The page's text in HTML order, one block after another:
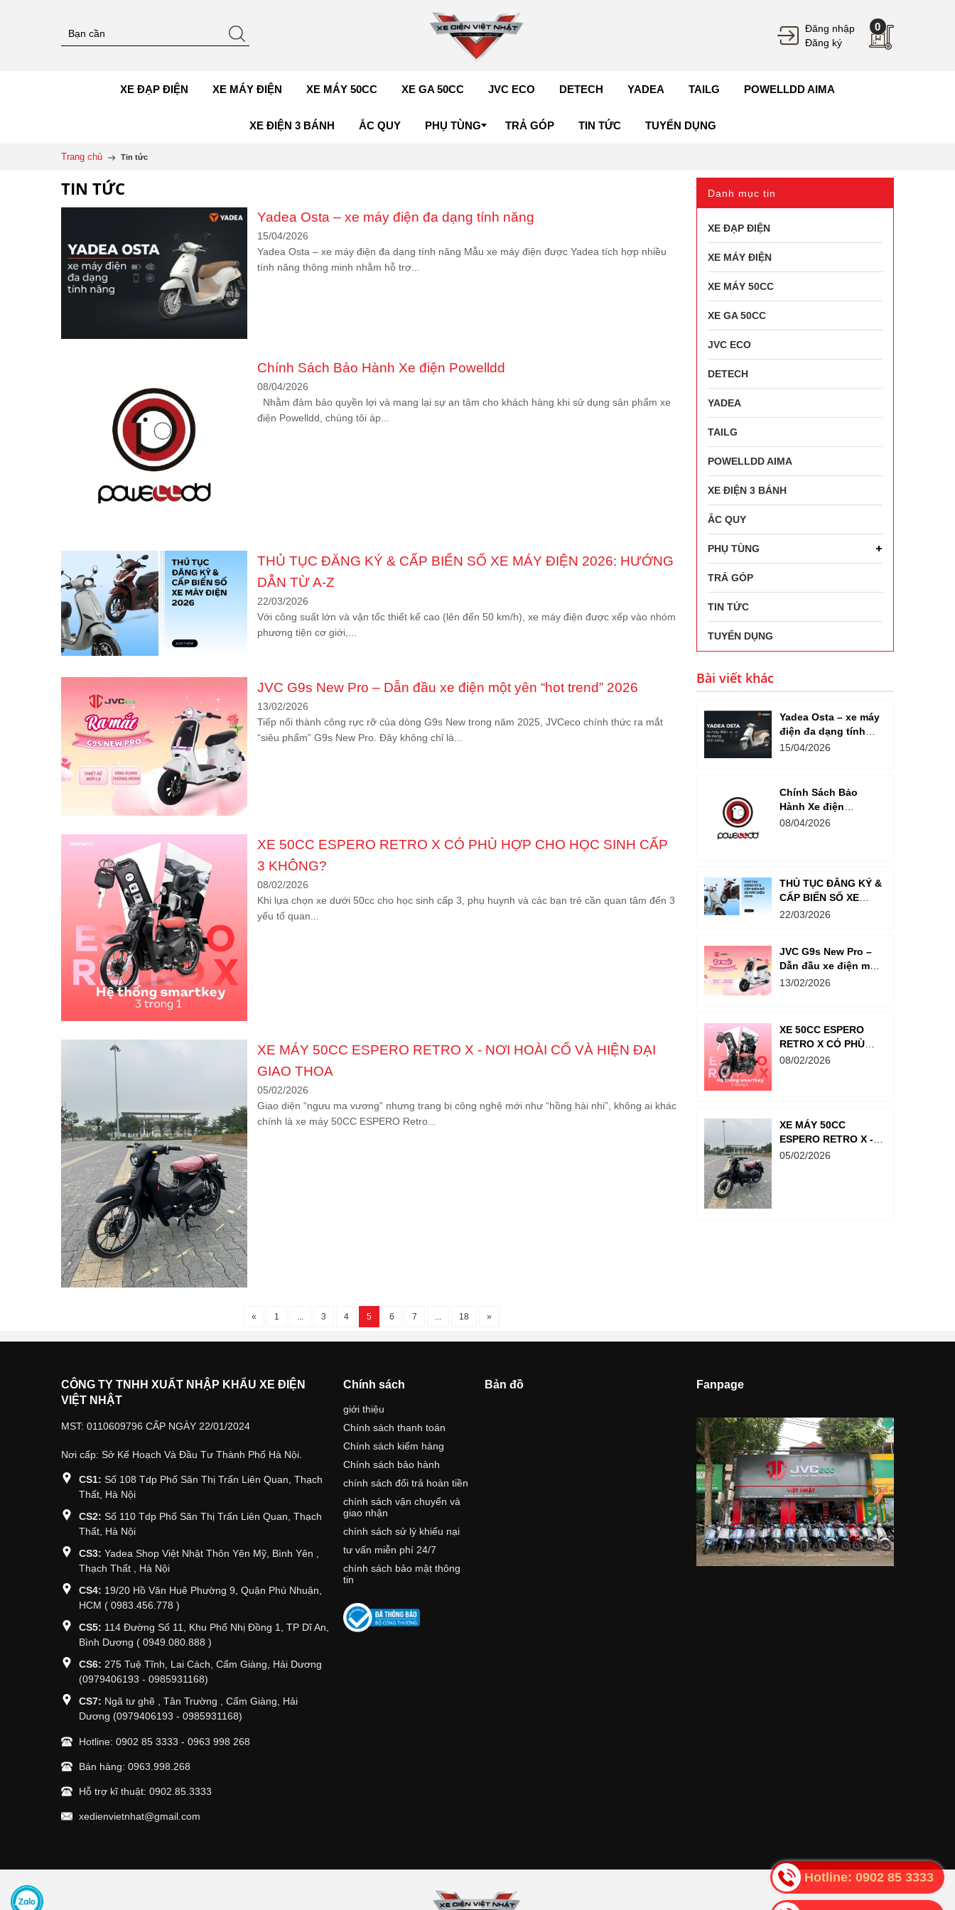
Đăng nhập
Đăng ký
0
XE ĐẠP ĐIỆN XE MÁY ĐIỆN XE MÁY 50CC XE GA 50CC JVC ECO DETECH YADEA TAILG POWELLDD AIMA
XE ĐIỆN 3 BÁNH ẮC QUY PHỤ TÙNG TRẢ GÓP TIN TỨC TUYỂN DỤNG
Trang chủ Tin tức
TIN TỨC
Yadea Osta – xe máy điện đa dạng tính năng
15/04/2026
Yadea Osta – xe máy điện đa dạng tính năng Mẫu xe máy điện được Yadea tích hợp nhiều
tính năng thông minh nhằm hỗ trợ...
Chính Sách Bảo Hành Xe điện Powelldd
08/04/2026
Nhằm đảm bảo quyền lợi và mang lại sự an tâm cho khách hàng khi sử dụng sản phẩm xe
điện Powelldd, chúng tôi áp...
THỦ TỤC ĐĂNG KÝ & CẤP BIỂN SỐ XE MÁY ĐIỆN 2026: HƯỚNG
DẪN TỪ A-Z
22/03/2026
Với công suất lớn và vận tốc thiết kế cao (lên đến 50 km/h), xe máy điện được xếp vào nhóm
phương tiện cơ giới,...
JVC G9s New Pro – Dẫn đầu xe điện một yên “hot trend” 2026
13/02/2026
Tiếp nối thành công rực rỡ của dòng G9s New trong năm 2025, JVCeco chính thức ra mắt
“siêu phẩm” G9s New Pro. Đây không chỉ là...
XE 50CC ESPERO RETRO X CÓ PHÙ HỢP CHO HỌC SINH CẤP
3 KHÔNG?
08/02/2026
Khi lựa chọn xe dưới 50cc cho học sinh cấp 3, phụ huynh và các bạn trẻ cần quan tâm đến 3
yếu tố quan...
XE MÁY 50CC ESPERO RETRO X - NƠI HOÀI CỔ VÀ HIỆN ĐẠI
GIAO THOA
05/02/2026
Giao diện “ngưu ma vương” nhưng trang bị công nghệ mới như “hồng hài nhi”, không ai khác
chính là xe máy 50CC ESPERO Retro...
« 1 ... 3 4 5 6 7 ... 18 »
Danh mục tin
XE ĐẠP ĐIỆN
XE MÁY ĐIỆN
XE MÁY 50CC
XE GA 50CC
JVC ECO
DETECH
YADEA
TAILG
POWELLDD AIMA
XE ĐIỆN 3 BÁNH
ẮC QUY
PHỤ TÙNG
TRẢ GÓP
TIN TỨC
TUYỂN DỤNG
Bài viết khác
Yadea Osta – xe máy
điện đa dạng tính
năng
15/04/2026
Chính Sách Bảo
Hành Xe điện
Powelldd
08/04/2026
THỦ TỤC ĐĂNG KÝ &
CẤP BIỂN SỐ XE
MÁY ĐIỆN 2026:
22/03/2026
JVC G9s New Pro –
Dẫn đầu xe điện một
yên “hot trend” 2026
13/02/2026
XE 50CC ESPERO
RETRO X CÓ PHÙ
HỢP CHO HỌC SINH
08/02/2026
XE MÁY 50CC
ESPERO RETRO X -
NƠI HOÀI CỔ VÀ
05/02/2026
CÔNG TY TNHH XUẤT NHẬP KHẨU XE ĐIỆN
VIỆT NHẬT
MST: 0110609796 CẤP NGÀY 22/01/2024
Nơi cấp: Sở Kế Hoạch Và Đầu Tư Thành Phố Hà Nội.
CS1: Số 108 Tdp Phố Săn Thị Trấn Liên Quan, Thạch
Thất, Hà Nội
CS2: Số 110 Tdp Phố Săn Thị Trấn Liên Quan, Thạch
Thất, Hà Nội
CS3: Yadea Shop Việt Nhật Thôn Yên Mỹ, Bình Yên ,
Thạch Thất , Hà Nội
CS4: 19/20 Hồ Văn Huê Phường 9, Quận Phú Nhuận,
HCM ( 0983.456.778 )
CS5: 114 Đường Số 11, Khu Phố Nhị Đồng 1, TP Dĩ An,
Bình Dương ( 0949.080.888 )
CS6: 275 Tuệ Tĩnh, Lai Cách, Cẩm Giàng, Hải Dương
(0979406193 - 0985931168)
CS7: Ngã tư ghẽ , Tân Trường , Cẩm Giàng, Hải
Dương (0979406193 - 0985931168)
Hotline: 0902 85 3333 - 0963 998 268
Bán hàng: 0963.998.268
Hỗ trợ kĩ thuật: 0902.85.3333
xedienvietnhat@gmail.com
Chính sách
giới thiệu
Chính sách thanh toán
Chính sách kiểm hàng
Chính sách bảo hành
chính sách đổi trả hoàn tiền
chính sách vận chuyển và
giao nhận
chính sách sử lý khiếu nại
tư vấn miễn phí 24/7
chính sách bảo mật thông
tin
Bản đồ Fanpage
Hotline: 0902 85 3333